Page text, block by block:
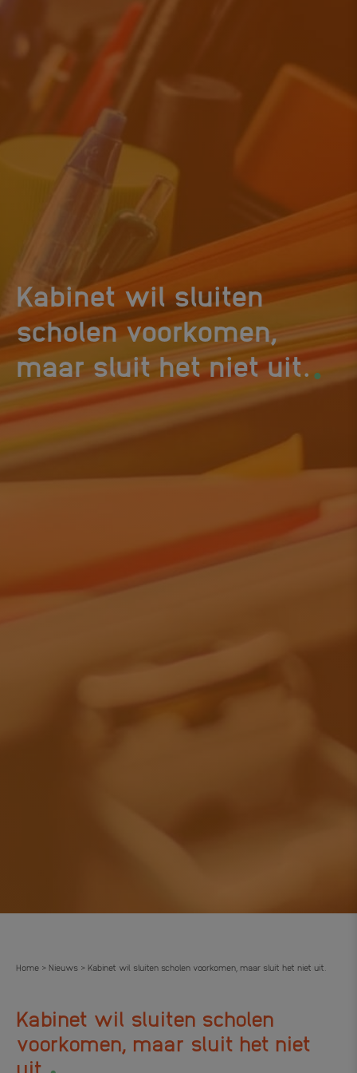
Kabinet wil sluiten
scholen voorkomen,
maar sluit het niet uit..
Home > Nieuws > Kabinet wil sluiten scholen voorkomen, maar sluit het niet uit.
Kabinet wil sluiten scholen
voorkomen, maar sluit het niet
uit..